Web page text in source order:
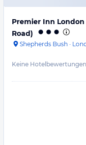
Premier Inn
Road)
Shepherds Bush ·
Keine Hotelbewertungen